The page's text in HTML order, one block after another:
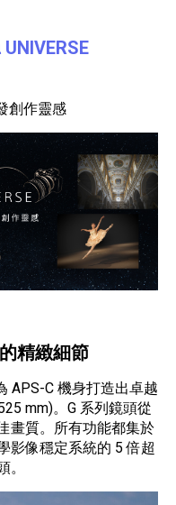
創作靈感
精緻細節
APS-C 機身打造出卓越
mm)。G 系列鏡頭從
畫質。所有功能都集於
影像穩定系統的 5 倍超
。